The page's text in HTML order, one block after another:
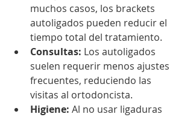
muchos casos, los brackets
autoligados pueden reducir el
tiempo total del tratamiento.
Consultas: Los autoligados
suelen requerir menos ajustes
frecuentes, reduciendo las
visitas al ortodoncista.
Higiene: Al no usar ligaduras